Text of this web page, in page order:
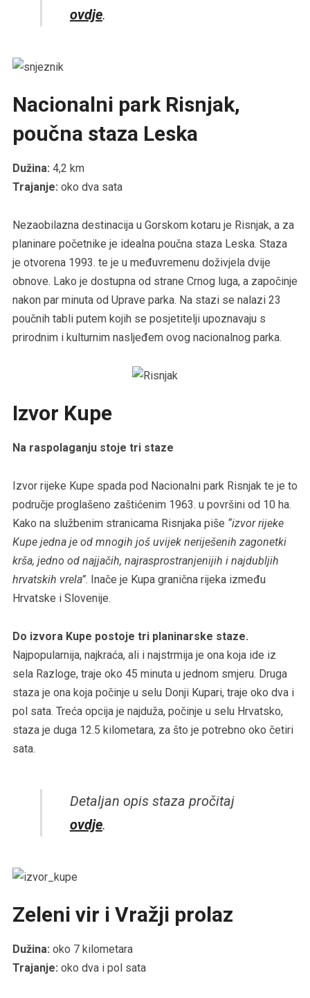
ovdje.
Nacionalni park Risnjak,
poučna staza Leska
Dužina: 4,2 km
Trajanje: oko dva sata
Nezaobilazna destinacija u Gorskom kotaru je Risnjak, a za
planinare početnike je idealna poučna staza Leska. Staza
je otvorena 1993. te je u međuvremenu doživjela dvije
obnove. Lako je dostupna od strane Crnog luga, a započinje
nakon par minuta od Uprave parka. Na stazi se nalazi 23
poučnih tabli putem kojih se posjetitelji upoznavaju s
prirodnim i kulturnim nasljeđem ovog nacionalnog parka.
Izvor Kupe
Na raspolaganju stoje tri staze
Izvor rijeke Kupe spada pod Nacionalni park Risnjak te je to
područje proglašeno zaštićenim 1963. u površini od 10 ha.
Kako na službenim stranicama Risnjaka piše “izvor rijeke
Kupe jedna je od mnogih još uvijek neriješenih zagonetki
krša, jedno od najjačih, najrasprostranjenijih i najdubljih
hrvatskih vrela”. Inače je Kupa granična rijeka između
Hrvatske i Slovenije.
Do izvora Kupe postoje tri planinarske staze.
Najpopularnija, najkraća, ali i najstrmija je ona koja ide iz
sela Razloge, traje oko 45 minuta u jednom smjeru. Druga
staza je ona koja počinje u selu Donji Kupari, traje oko dva i
pol sata. Treća opcija je najduža, počinje u selu Hrvatsko,
staza je duga 12.5 kilometara, za što je potrebno oko četiri
sata.
Detaljan opis staza pročitaj
ovdje.
Zeleni vir i Vražji prolaz
Dužina: oko 7 kilometara
Trajanje: oko dva i pol sata